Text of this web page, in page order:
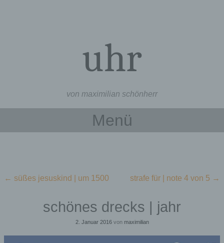
uhr
von maximilian schönherr
Menü
Beitragsnavigation
← süßes jesuskind | um 1500 strafe für | note 4 von 5 →
schönes drecks | jahr
2. Januar 2016von maximilian